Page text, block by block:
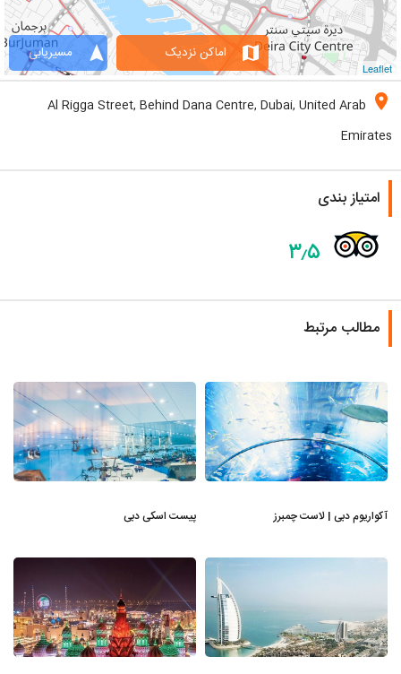
Leaflet
navigation مسیریابی map اماکن نزدیک
location_on
Al Rigga Street, Behind Dana Centre, Dubai, United Arab
Emirates
امتیاز بندی
۳٫۵
مطالب مرتبط
آکواریوم دبی | لاست چمبرز پیست اسکی دبی